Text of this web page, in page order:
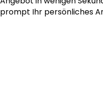
prompt Ihr persönliches